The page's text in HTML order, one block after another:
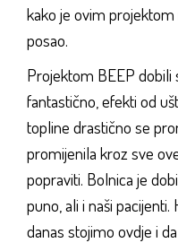
kako je ovim
posao.
Projektom BEEP dobili
fantastično, efekti od
topline drastično se
promijenila kroz sve
popraviti. Bolnica je
puno, ali i naši
danas stojimo ovdje i